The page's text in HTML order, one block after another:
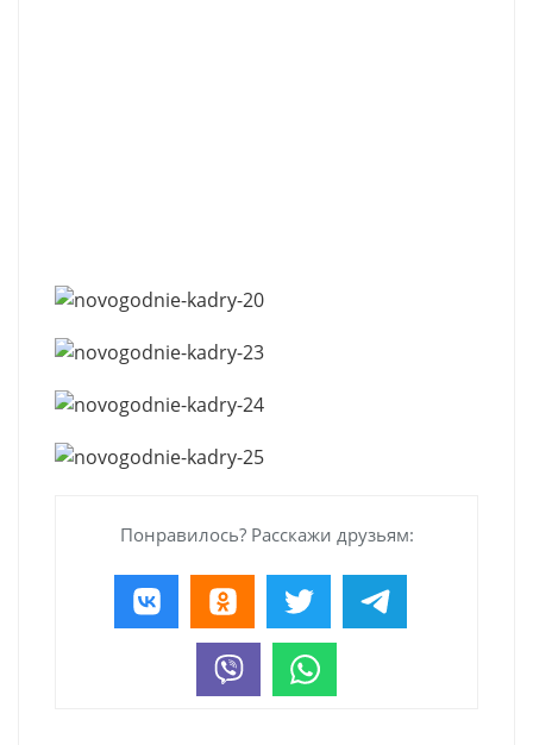
Понравилось? Расскажи друзьям: